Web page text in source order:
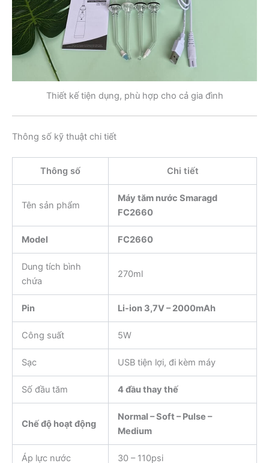
Thiết kế tiện dụng, phù hợp cho cả gia đình
Thông số kỹ thuật chi tiết
Thông số Chi tiết
Tên sản phẩm
Máy tăm nước Smaragd
FC2660
Model FC2660
Dung tích bình
chứa
270ml
Pin Li-ion 3,7V – 2000mAh
Công suất 5W
Sạc USB tiện lợi, đi kèm máy
Số đầu tăm 4 đầu thay thế
Chế độ hoạt động
Normal – Soft – Pulse –
Medium
Áp lực nước 30 – 110psi